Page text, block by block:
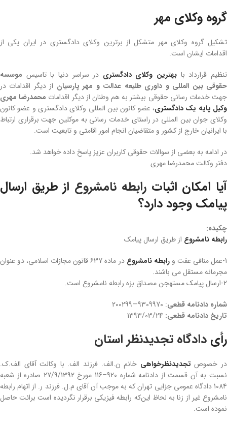
گروه وکلای مهر
تشکیل گروه وکلای مهر متشکل از برترین وکلای دادگستری در ایران یکی از
اقدامات ایشان است.
تنظیم قرارداد با بهترین وکلای دادگستری در سراسر دنیا با تاسیس موسسه
حقوقی بین المللی و داوری طلیعه عدالت و مهر پارسیان از دیگر اقدامات در
جهت خدمات رسانی حقوقی بیشتر به هم وطنان از دیگر اقدامات محمدرضا مهری
وکیل پایه یک دادگستری، عضو کانون بین المللی وکلای دادگستری و عضو کانون
وکلای جوان بین المللی در راستای خدمات رسانی به موکلین جهت برقراری ارتباط
با ایرانیان خارج از کشور و متقاضیان انجام امور اقامتی و تابعیت است.
در ادامه به بعضی از سوالات حقوقی کاربران عزیز پاسخ داده خواهد شد.
دفتر وکالت محمدرضا مهری
آیا امکان اثباترابطه نامشروع از طریق ارسال
پیامک وجود دارد؟
چکیده:
رابطه نامشروع از طریق ارسال پیامک
1-عمل منافی عفت و
رابطه نامشروع
در ماده 637 قانون مجازات اسلامی، دو عنوان
مجرمانه مستقل می باشند.
2-ارسال پیامک مستهجن مصداق بزه رابطه نامشروع است.
شماره دادنامه قطعی: 9309970—200299
تاریخ دادنامه قطعی:
رأی دادگاه تجدیدنظر استان
در خصوص تجدیدنظرخواهی خانم ن.الف. فرزند الف. با وکالت آقای الف.ک.
نسبت به آن قسمت از دادنامه شماره 920–116 مورخ 27/9/1392 صادره از شعبه
1084 دادگاه عمومی جزایی تهران که به موجب آن آقای م.ل. فرزند ر. از اتهام رابطه
نامشروع غیر از زنا به لحاظ این‌که رابطه فیزیکی برقرار نگردیده است برائت حاصل
نموده است.